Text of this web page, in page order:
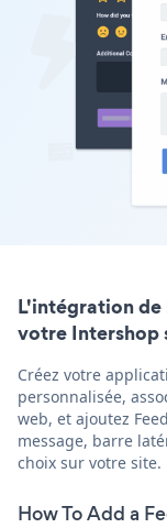
L'intégration
votre Intershop
Créez votre
personnalisée,
web, et ajoutez
message, barre
choix sur votre site.
How To Add a